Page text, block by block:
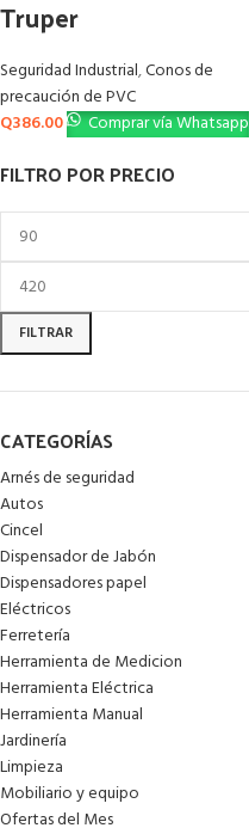
FILTRO POR PRECIO
FILTRAR
CATEGORÍAS
Arnés de seguridad
Autos
Cincel
Dispensador de Jabón
Dispensadores papel
Eléctricos
Ferretería
Herramienta de Medicion
Herramienta Eléctrica
Herramienta Manual
Jardinería
Limpieza
Mobiliario y equipo
Ofertas del Mes
Truper
Seguridad Industrial,Conos de
precaución de PVC
Q386.00 Comprar vía Whatsapp